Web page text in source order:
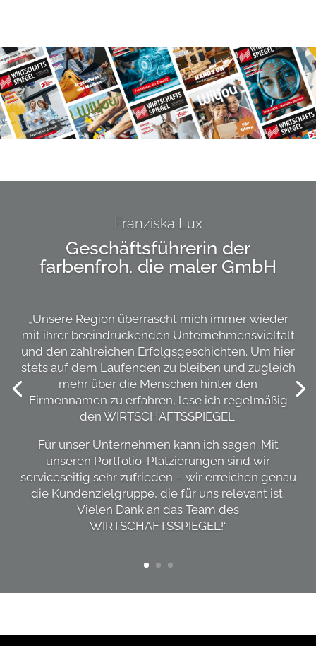
Franziska Lux
Geschäftsführerin der
farbenfroh. die maler GmbH
„Unsere Region überrascht mich immer wieder
mit ihrer beeindruckenden Unternehmensvielfalt
und den zahlreichen Erfolgsgeschichten. Um hier
stets auf dem Laufenden zu bleiben und zugleich
mehr über die Menschen hinter den
Firmennamen zu erfahren, lese ich regelmäßig
den WIRTSCHAFTSSPIEGEL.
Für unser Unternehmen kann ich sagen: Mit
unseren Portfolio-Platzierungen sind wir
serviceseitig sehr zufrieden – wir erreichen genau
die Kundenzielgruppe, die für uns relevant ist.
Vielen Dank an das Team des
WIRTSCHAFTSSPIEGEL!“